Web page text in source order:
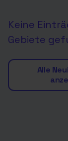
Keine
Gebiete
Alle